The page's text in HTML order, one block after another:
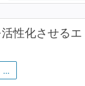
性化させるエ
…